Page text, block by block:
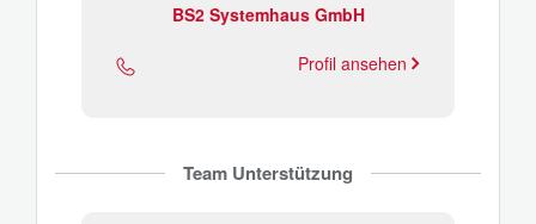
BS2 Systemhaus GmbH
Profil ansehen
Team Unterstützung